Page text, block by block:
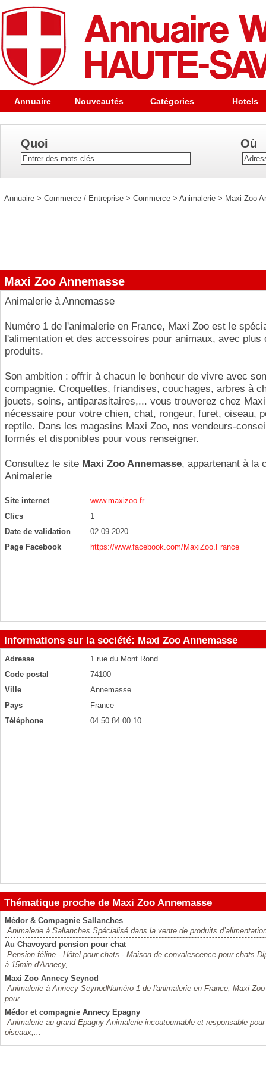
Annuaire Nouveautés Catégories Hotels
Quoi Où
Annuaire > Commerce / Entreprise > Commerce > Animalerie > Maxi Zoo
Maxi Zoo Annemasse
Animalerie à Annemasse
Numéro 1 de l'animalerie en France, Maxi Zoo est le
l'alimentation et des accessoires pour animaux, avec plus
produits.
Son ambition : offrir à chacun le bonheur de vivre avec
compagnie. Croquettes, friandises, couchages, arbres à
jouets, soins, antiparasitaires,... vous trouverez chez
nécessaire pour votre chien, chat, rongeur, furet, oiseau,
reptile. Dans les magasins Maxi Zoo, nos vendeurs-
formés et disponibles pour vous renseigner.
Consultez le site Maxi Zoo Annemasse, appartenant à la
Animalerie
Site internet
www.maxizoo.fr
Clics
1
Date de validation
02-09-2020
Page Facebook
https://www.facebook.com/MaxiZoo.France
Informations sur la société: Maxi Zoo Annemasse
Adresse
1 rue du Mont Rond
Code postal
74100
Ville
Annemasse
Pays
France
Téléphone
04 50 84 00 10
Thématique proche de Maxi Zoo Annemasse
Médor & Compagnie Sallanches
Animalerie à Sallanches Spécialisé dans la vente de produits
Au Chavoyard pension pour chat
Pension féline - Hôtel pour chats - Maison de convalescence pour chats
à 15min d'Annecy,...
Maxi Zoo Annecy Seynod
Animalerie à Annecy SeynodNuméro 1 de l'animalerie en France, Maxi
pour...
Médor et compagnie Annecy Epagny
Animalerie au grand Epagny Animalerie incoutournable et responsable
oiseaux,...